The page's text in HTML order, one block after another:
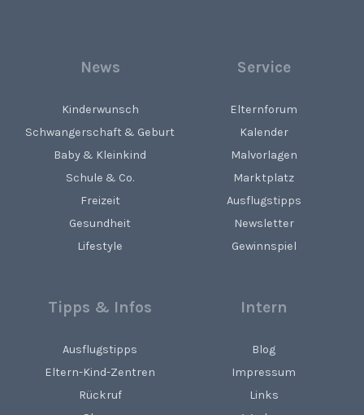
News
Kinderwunsch
Schwangerschaft & Geburt
Baby & Kleinkind
Schule & Co.
Freizeit
Gesundheit
Lifestyle
Service
Elternforum
Kalender
Malvorlagen
Marktplatz
Ausflugstipps
Newsletter
Gewinnspiel
Tipps & Infos
Ausflugstipps
Eltern-Kind-Zentren
Rückruf
Intern
Blog
Impressum
Links